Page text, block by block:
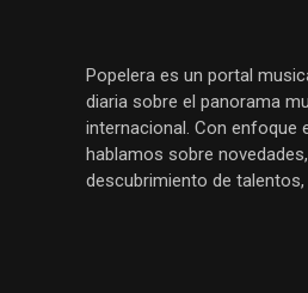
Popelera es un portal
diaria sobre el panorama
internacional. Con enfoque
hablamos sobre
descubrimiento de